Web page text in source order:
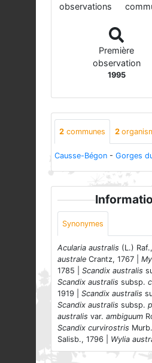
observations
Première
observation
1995
2 communes 2
Causse-Bégon - Gorges
Synonymes
Acularia australis (L.)
australe Crantz, 1767 |
1785 | Scandix australis
Scandix australis subsp.
1919 | Scandix australis
Scandix australis subsp.
australis var. ambiguum
Scandix curvirostris
Salisb., 1796 | Wylia